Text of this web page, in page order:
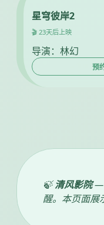
星穹彼岸2
🎬 23天后上映
导演：林幻
预
🍃清风影院—
醒。本页面展